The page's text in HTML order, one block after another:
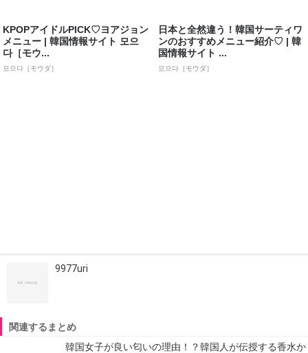
KPOPアイドルPICK♡ヨアジョン
メニュー | 韓国情報サイト 모으
다［モウ...
모으다［モウダ］
日本と全然違う！韓国サーティワ
ンのおすすめメニュー紹介♡ | 韓
国情報サイト ...
모으다［モウダ］
9977uri
関連するまとめ
韓国女子が良い匂いの理由！？韓国人が伝授する香水か